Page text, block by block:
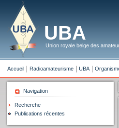
UBA
Union royale belge des
Accueil Radioamateurisme UBA
Navigation
Recherche
Publications récentes